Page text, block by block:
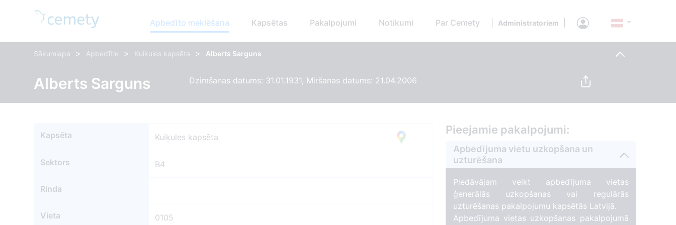
Apbedīto meklēšana Kapsētas Pakalpojumi Notikumi Par Cemety Administratoriem
Sākumlapa > Apbedītie > Kuiķules kapsēta > Alberts Sarguns
Alberts Sarguns Dzimšanas datums: 31.01.1931, Miršanas datums: 21.04.2006
Kapsēta Kuiķules kapsēta
Sektors B4
Rinda
Vieta 0105
Pieejamie pakalpojumi:
Apbedījuma vietu uzkopšana un
uzturēšana
Piedāvājam veikt apbedījuma vietas
ģenerālās uzkopšanas vai regulārās
uzturēšanas pakalpojumu kapsētās Latvijā.
Apbedījuma vietas uzkopšanas pakalpojumā